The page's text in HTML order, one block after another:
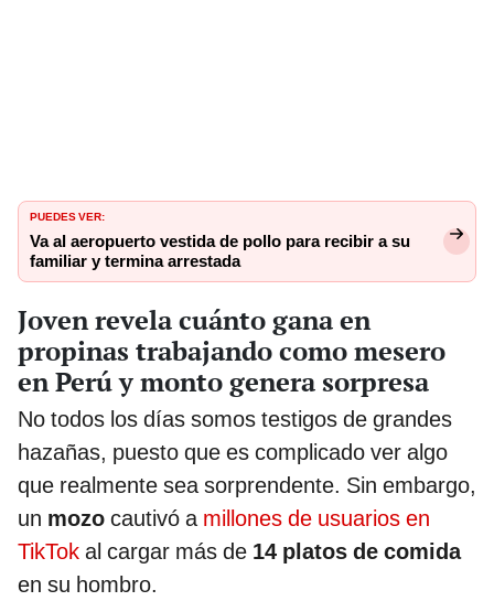
PUEDES VER:
Va al aeropuerto vestida de pollo para recibir a su
familiar y termina arrestada
Joven revela cuánto gana en
propinas trabajando como mesero
en Perú y monto genera sorpresa
No todos los días somos testigos de grandes
hazañas, puesto que es complicado ver algo
que realmente sea sorprendente. Sin embargo,
un mozo cautivó a millones de usuarios en
TikTok al cargar más de 14 platos de comida
en su hombro.